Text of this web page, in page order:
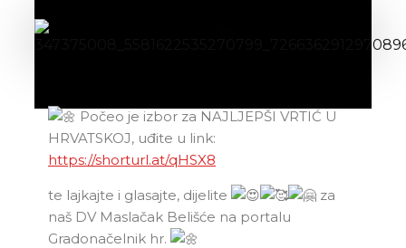
Počeo je izbor za NAJLJEPŠI VRTIĆ U
HRVATSKOJ, uđite u link:
https://shorturl.at/qHSX8
te lajkajte i glasajte, dijelite
za
naš DV Maslačak Belišće na portalu
Gradonačelnik hr.